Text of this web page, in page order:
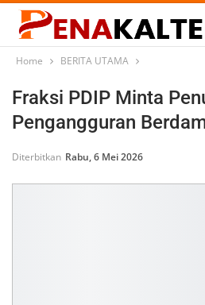
Home BERITA UTAMA
Fraksi PDIP Minta
Pengangguran
Diterbitkan Rabu, 6 Mei 2026